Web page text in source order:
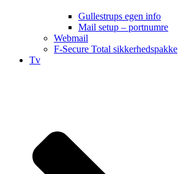
Gullestrups egen info
Mail setup – portnumre
Webmail
F-Secure Total sikkerhedspakke
Tv